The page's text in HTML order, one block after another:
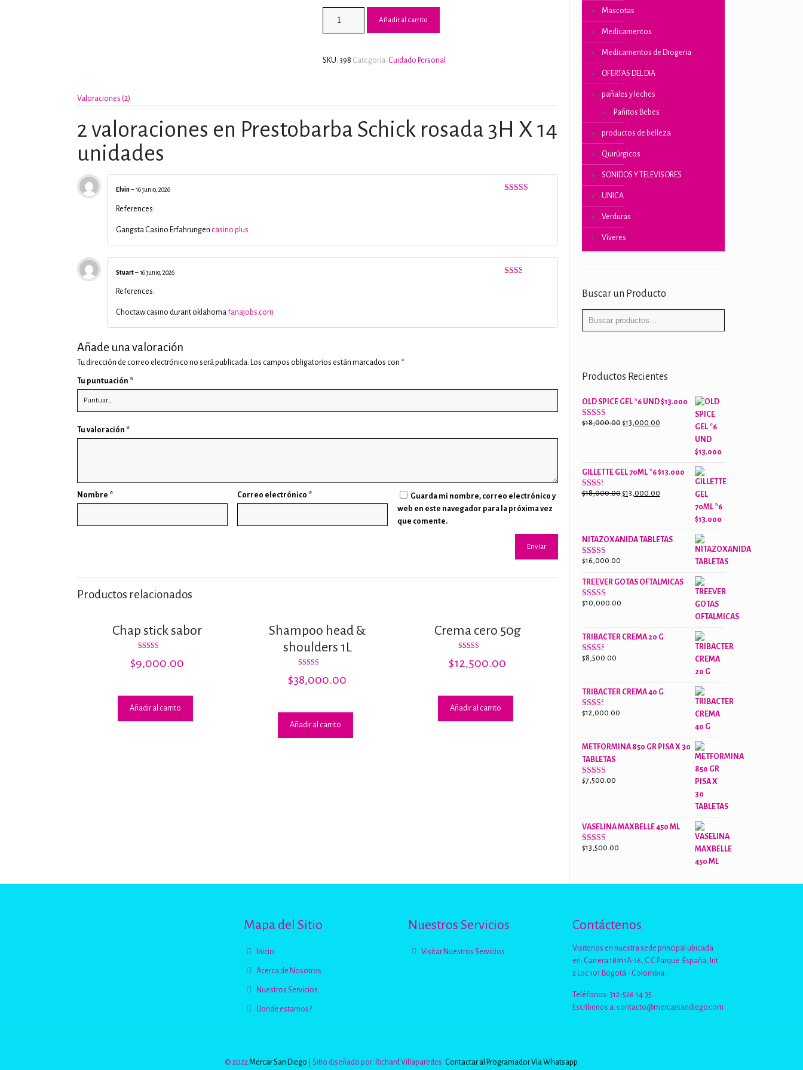
Añadir al carrito
SKU: 398 Categoría: Cuidado Personal
Valoraciones (2)
2 valoraciones en Prestobarba Schick rosada 3H X 14
unidades
Elvin– 16 junio, 2026
References:
Gangsta Casino Erfahrungen casino plus
Stuart– 16 junio, 2026
References:
Choctaw casino durant oklahoma fanajobs.com
Añade una valoración
Tu dirección de correo electrónico no será publicada. Los campos obligatorios están marcados con *
Tu puntuación *
Tu valoración *
Nombre * Correo electrónico *
Guarda mi nombre, correo electrónico y
web en este navegador para la próxima vez
que comente.
Productos relacionados
Chap stick sabor
con
$9,000.00
Añadir al carrito
Shampoo head &
shoulders 1L
con
3.67
$38,000.00
Añadir al carrito
Crema cero 50g
con
2.74
$12,500.00
Añadir al carrito
Mascotas
Medicamentos
Medicamentos de Drogeria
OFERTAS DEL DIA
pañales y leches
Pañitos Bebes
productos de belleza
Quirúrgicos
SONIDOS Y TELEVISORES
UNICA
Verduras
Víveres
Buscar un Producto
Productos Recientes
OLD SPICE GEL *6 UND $13.000
Valorado
$18,000.00 El
$18,000.00.
$13,000.00El
$13,000.00.
GILLETTE GEL 70ML *6 $13.000
Valorado
$18,000.00 El
$18,000.00.
$13,000.00El
$13,000.00.
NITAZOXANIDA TABLETAS
Valorado
2.61
de 5
$16,000.00
TREEVER GOTAS OFTALMICAS
Valorado
$10,000.00
TRIBACTER CREMA 20 G
Valorado
$8,500.00
TRIBACTER CREMA 40 G
Valorado
$12,000.00
METFORMINA 850 GR PISA X 30
TABLETAS
Valorado
$7,500.00
VASELINA MAXBELLE 450 ML
Valorado
$13,500.00
Mapa del Sitio
Inicio
Acerca de Nosotros
Nuestros Servicios
Donde estamos?
Nuestros Servicios
Visitar Nuestros Servicios
Contáctenos
Visitenos en nuestra sede principal ubicada
en: Carrera 18#11A-16, C.C Parque. España, Int.
2 Loc 101 Bogotá - Colombia.
Teléfonos: 312-526.14.35
Escríbenos a: contacto@mercarsandiego.com
© 2022Mercar San Diego | Sitio diseñado por: Richard Villaparedes. Contactar al Programador Vía Whatsapp